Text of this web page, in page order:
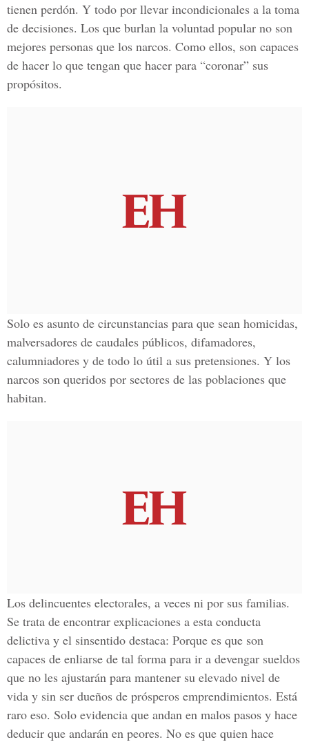
tienen perdón. Y todo por llevar incondicionales a la toma
de decisiones. Los que burlan la voluntad popular no son
mejores personas que los narcos. Como ellos, son capaces
de hacer lo que tengan que hacer para “coronar” sus
propósitos.
Solo es asunto de circunstancias para que sean homicidas,
malversadores de caudales públicos, difamadores,
calumniadores y de todo lo útil a sus pretensiones. Y los
narcos son queridos por sectores de las poblaciones que
habitan.
Los delincuentes electorales, a veces ni por sus familias.
Se trata de encontrar explicaciones a esta conducta
delictiva y el sinsentido destaca: Porque es que son
capaces de enliarse de tal forma para ir a devengar sueldos
que no les ajustarán para mantener su elevado nivel de
vida y sin ser dueños de prósperos emprendimientos. Está
raro eso. Solo evidencia que andan en malos pasos y hace
deducir que andarán en peores. No es que quien hace